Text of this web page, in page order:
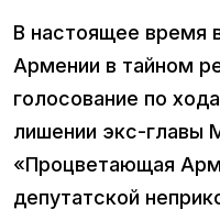
В настоящее время
Армении в тайном
голосование по
лишении экс-главы
«Процветающая
депутатской